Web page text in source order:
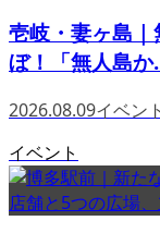
壱岐・妻ヶ島
ぼ！「無人島か
2026.08.09イベント
イベント